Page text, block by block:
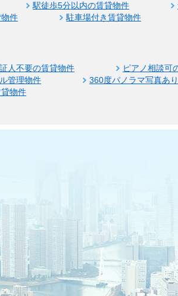
駅徒歩5分以内の賃貸物件
件
駐車場付き賃貸物件
人不要の賃貸物件 ピアノ相談可
管理物件 360度パノラマ写真あ
物件